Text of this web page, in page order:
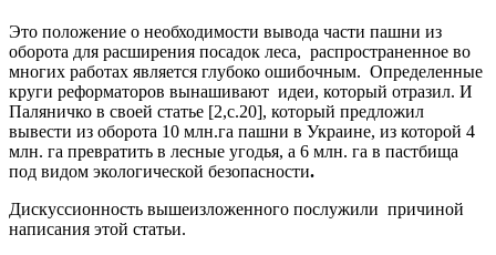
Это положение о необходимости вывода части пашни из
оборота для расширения посадок леса, распространенное во
многих работах является глубоко ошибочным. Определенные
круги реформаторов вынашивают идеи, который отразил. И
Паляничко в своей статье [2,с.20], который предложил
вывести из оборота 10 млн.га пашни в Украине, из которой 4
млн. га превратить в лесные угодья, а 6 млн. га в пастбища
под видом экологической безопасности.
Дискуссионность вышеизложенного послужили причиной
написания этой статьи.